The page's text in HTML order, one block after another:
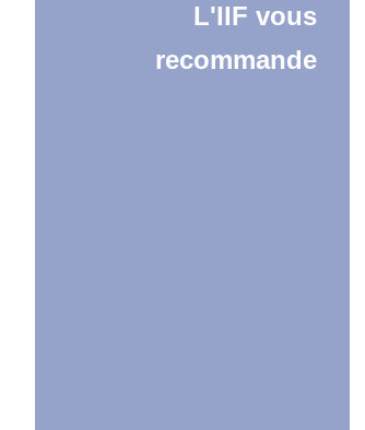
L'IIF vous
recommande